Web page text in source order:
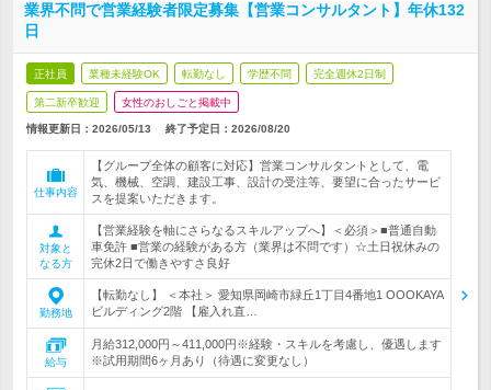
業界不問で営業経験者限定募集【営業コンサルタント】年休132
日
正社員 業種未経験OK 転勤なし 学歴不問 完全週休2日制
第二新卒歓迎 女性のおしごと掲載中
情報更新日：2026/05/13 終了予定日： 2026/08/20
仕事内容
【グループ全体の顧客に対応】営業コンサルタントとして、電
気、機械、空調、建設工事、設計の受注等、要望に合ったサービ
スを提案いただきます。
対象と
なる方
【営業経験を軸にさらなるスキルアップへ】＜必須＞■普通自動
車免許 ■営業の経験がある方（業界は不問です）☆土日祝休みの
完休2日で働きやすさ良好
勤務地
【転勤なし】 ＜本社＞ 愛知県岡崎市緑丘1丁目4番地1 OOOKAYA
ビルディング2階 【雇入れ直…
給与
月給312,000円～411,000円※経験・スキルを考慮し、優遇します
※試用期間6ヶ月あり（待遇に変更なし）